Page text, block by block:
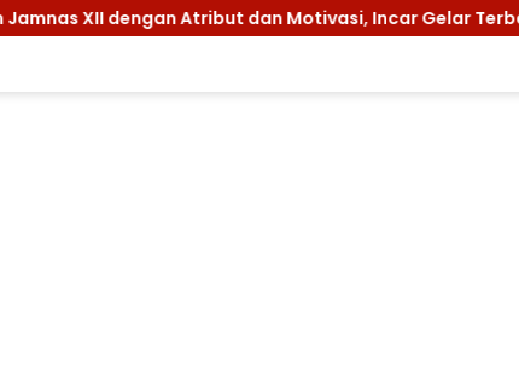
dengan Atribut dan Motivasi, Incar Gelar Terbaik di Sultra